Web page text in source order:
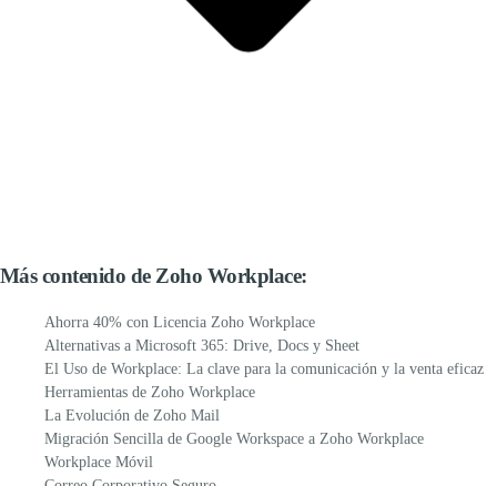
Más contenido de Zoho Workplace:
Ahorra 40% con Licencia Zoho Workplace
Alternativas a Microsoft 365: Drive, Docs y Sheet
El Uso de Workplace: La clave para la comunicación y la venta eficaz
Herramientas de Zoho Workplace
La Evolución de Zoho Mail
Migración Sencilla de Google Workspace a Zoho Workplace
Workplace Móvil